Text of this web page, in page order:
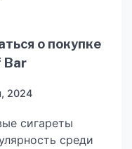
о покупке
Bar
2024
сигареты
среди